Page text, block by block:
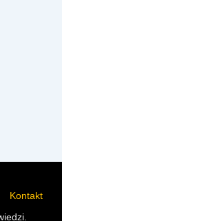
Kontakt